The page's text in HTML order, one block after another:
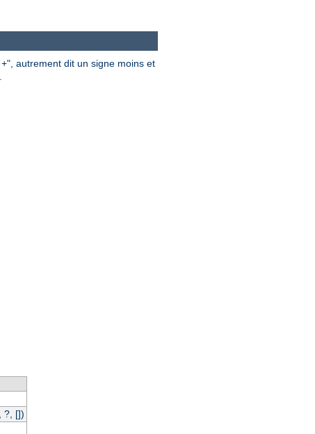
", autrement dit un signe moins et
?, [])